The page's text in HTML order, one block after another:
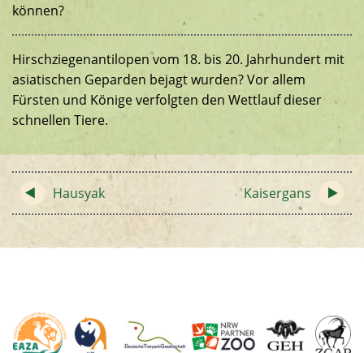
können?
Hirschziegenantilopen vom 18. bis 20. Jahrhundert mit
asiatischen Geparden bejagt wurden? Vor allem
Fürsten und Könige verfolgten den Wettlauf dieser
schnellen Tiere.
Hausyak Kaisergans